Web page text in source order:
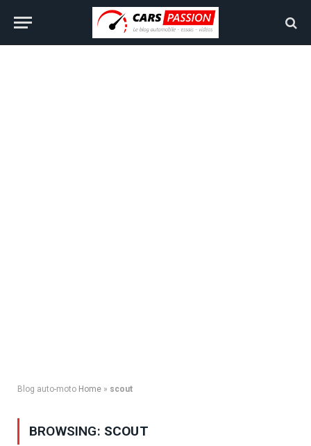
Blog auto-moto Home » scout
BROWSING: SCOUT